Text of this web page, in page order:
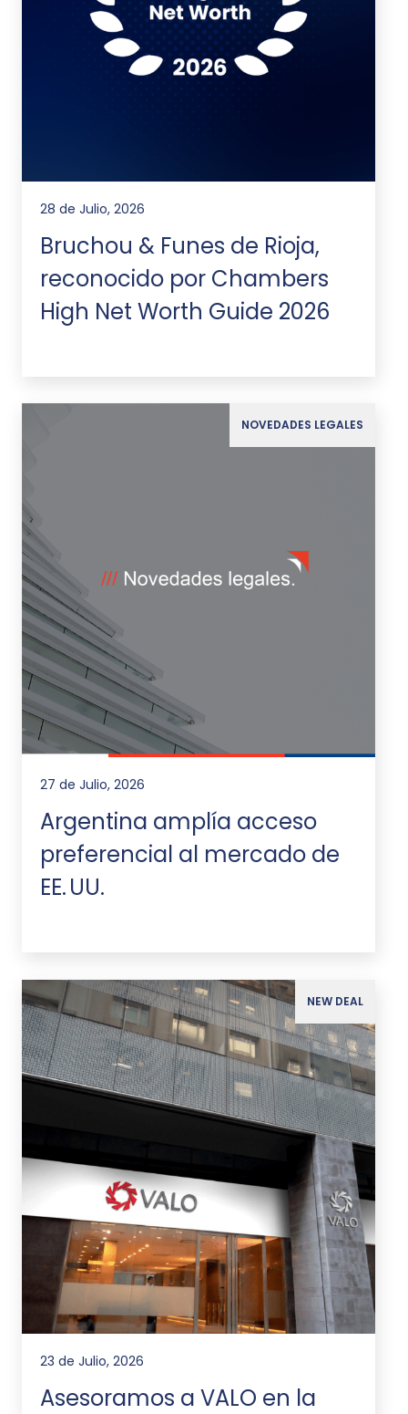
28 de Julio, 2026
Bruchou & Funes de Rioja,
reconocido por Chambers
High Net Worth Guide 2026
NOVEDADES LEGALES
27 de Julio, 2026
Argentina amplía acceso
preferencial al mercado de
EE. UU.
NEW DEAL
23 de Julio, 2026
Asesoramos a VALO en la